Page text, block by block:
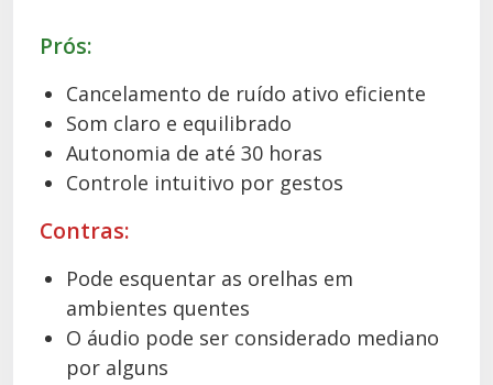
Prós:
Cancelamento de ruído ativo eficiente
Som claro e equilibrado
Autonomia de até 30 horas
Controle intuitivo por gestos
Contras:
Pode esquentar as orelhas em
ambientes quentes
O áudio pode ser considerado mediano
por alguns